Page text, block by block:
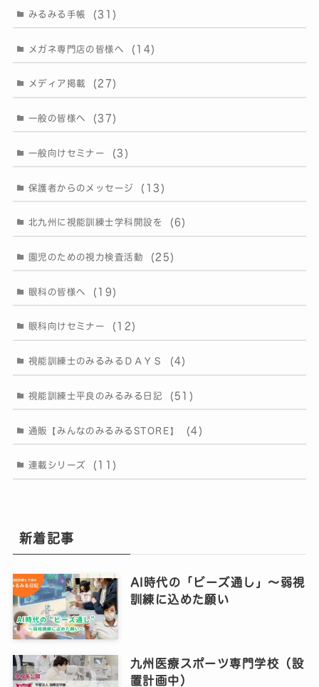
みるみる手帳 (31)
メガネ専門店の皆様へ (14)
メディア掲載 (27)
一般の皆様へ (37)
一般向けセミナー (3)
保護者からのメッセージ (13)
北九州に視能訓練士学科開設を (6)
園児のための視力検査活動 (25)
眼科の皆様へ (19)
眼科向けセミナー (12)
視能訓練士のみるみるＤＡＹＳ (4)
視能訓練士平良のみるみる日記 (51)
通販【みんなのみるみるSTORE】 (4)
連載シリーズ (11)
新着記事
AI時代の「ビーズ通し」〜弱視
訓練に込めた願い
九州医療スポーツ専門学校（設
置計画中）